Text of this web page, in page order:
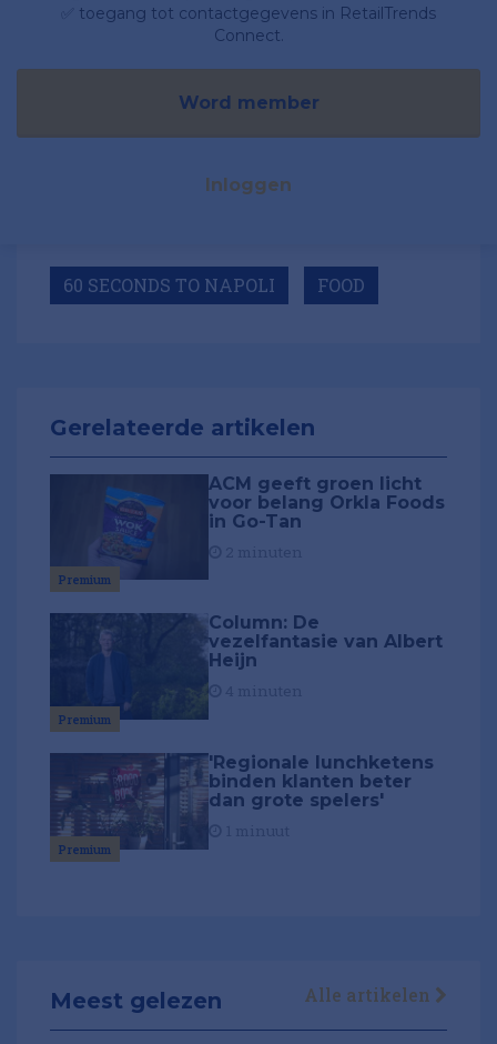
✅ toegang tot contactgegevens in RetailTrends
Connect.
Word member
Inloggen
60 SECONDS TO NAPOLI FOOD
Gerelateerde artikelen
Premium
ACM geeft groen licht
voor belang Orkla Foods
in Go-Tan
Premium
Column: De
vezelfantasie van Albert
Heijn
Premium
'Regionale lunchketens
binden klanten beter
dan grote spelers'
Meest gelezen Alle artikelen